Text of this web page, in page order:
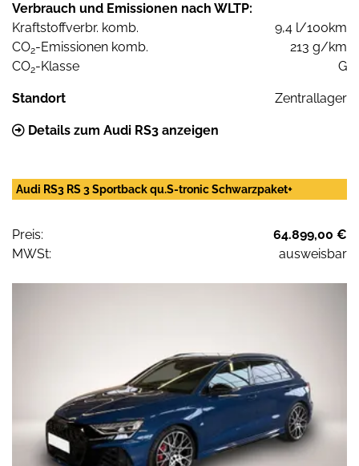
Verbrauch und Emissionen nach WLTP:
Kraftstoffverbr. komb.
9,4 l/100km
CO2-Emissionen komb.
213 g/km
CO2-Klasse G
Standort Zentrallager
Details zum Audi RS3 anzeigen
Audi RS3 RS 3 Sportback qu.S-tronic Schwarzpaket+
Preis:
64.899,00 €
MWSt:
ausweisbar